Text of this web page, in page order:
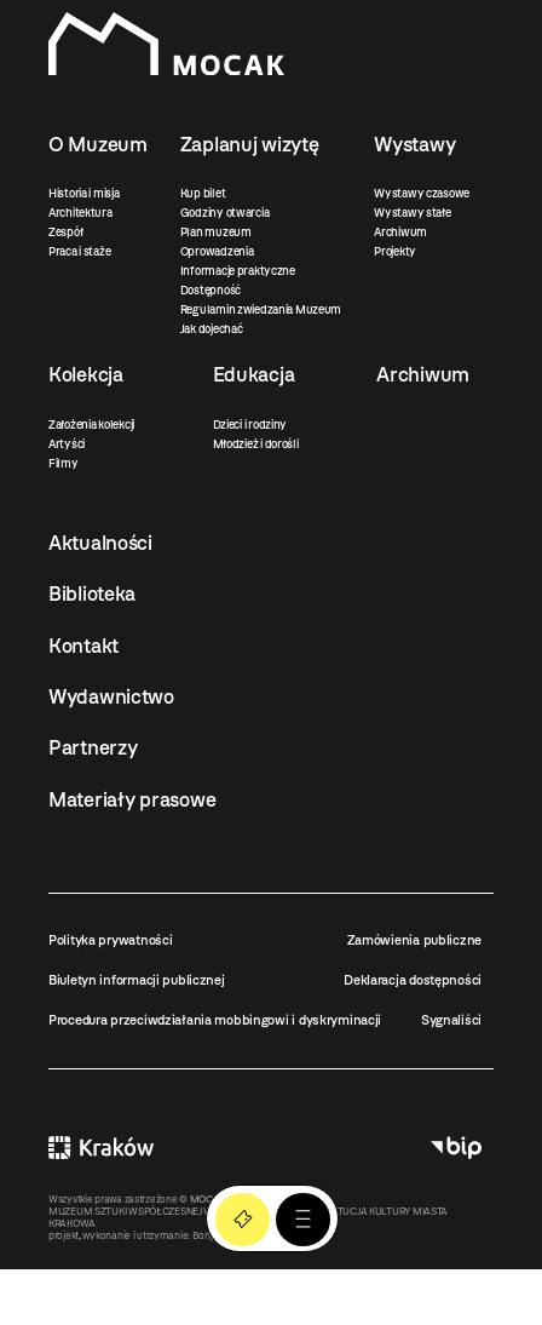
O Muzeum
Historia i misja
Architektura
Zespół
Praca i staże
Zaplanuj wizytę
Kup bilet
Godziny otwarcia
Plan muzeum
Oprowadzenia
Informacje praktyczne
Dostępność
Regulamin zwiedzania Muzeum
Jak dojechać
Wystawy
Wystawy czasowe
Wystawy stałe
Archiwum
Projekty
Kolekcja
Założenia kolekcji
Artyści
Filmy
Edukacja
Dzieci i rodziny
Młodzież i dorośli
Archiwum
Aktualności
Biblioteka
Kontakt
Wydawnictwo
Partnerzy
Materiały prasowe
Polityka prywatności Zamówienia publiczne
Biuletyn informacji publicznej Deklaracja dostępności
Procedura przeciwdziałania mobbingowi i dyskryminacji Sygnaliści
Wszystkie prawa zastrzeżone © MOCAK2011-2026
MUZEUM SZTUKI WSPÓŁCZESNEJ W KRAKOWIE MOCAK – INSTYTUCJA KULTURY MIASTA
KRAKOWA
projekt, wykonanie i utrzymanie: Bonjour.pl